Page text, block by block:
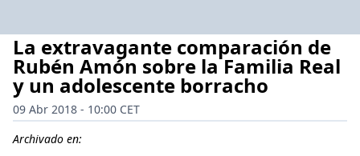
La extravagante comparación de
Rubén Amón sobre la Familia Real
y un adolescente borracho
09 Abr 2018 - 10:00 CET
Archivado en: